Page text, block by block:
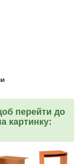
перейти до
картинку: